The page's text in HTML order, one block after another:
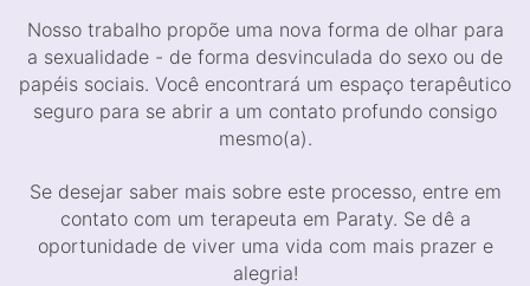
Nosso trabalho propõe uma nova forma de olhar para
a sexualidade - de forma desvinculada do sexo ou de
papéis sociais. Você encontrará um espaço terapêutico
seguro para se abrir a um contato profundo consigo
mesmo(a).
Se desejar saber mais sobre este processo, entre em
contato com um terapeuta em Paraty. Se dê a
oportunidade de viver uma vida com mais prazer e
alegria!